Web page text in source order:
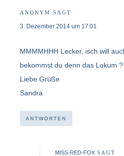
ANONYM SAGT
3. Dezember 2014 um 17:01
MMMMHHH Lecker, isch will
bekommst du denn das Lokum ?
Liebe Grüße
Sandra
ANTWORTEN
MISS-RED-FOX SAGT